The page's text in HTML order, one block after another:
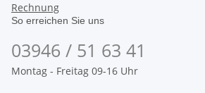
Rechnung
So erreichen Sie uns
03946 / 51 63 41
Montag - Freitag 09-16 Uhr